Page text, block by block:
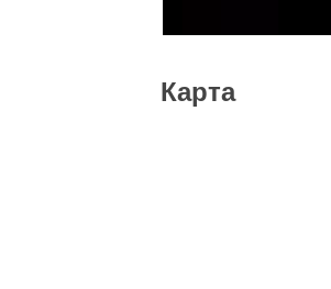
Карта